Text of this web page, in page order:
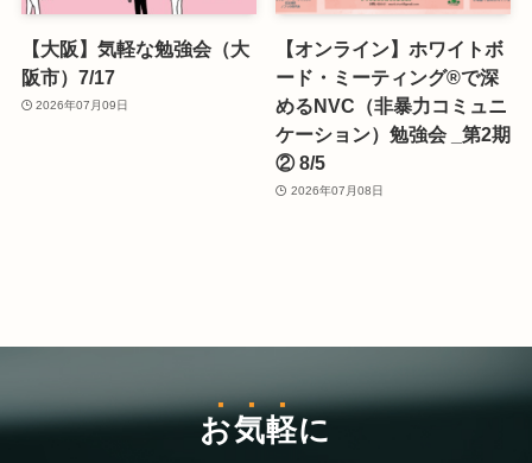
【大阪】気軽な勉強会（大
阪市）7/17
2026年07月09日
【オンライン】ホワイトボ
ード・ミーティング®で深
めるNVC（非暴力コミュニ
ケーション）勉強会 _第2期
② 8/5
2026年07月08日
お気軽に